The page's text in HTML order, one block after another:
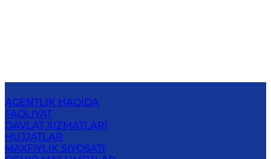
AGENTLIK HAQIDA
FAOLIYAT
DAVLAT XIZMATLARI
HUJJATLAR
MAXFIYLIK SIYOSATI